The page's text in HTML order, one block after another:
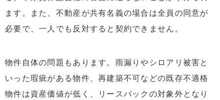
ます。また、不動産が共有名義の場合は全員の同意が
必要で、一人でも反対すると契約できません。
物件自体の問題もあります。雨漏りやシロアリ被害と
いった瑕疵がある物件、再建築不可などの既存不適格
物件は資産価値が低く、リースバックの対象外となり